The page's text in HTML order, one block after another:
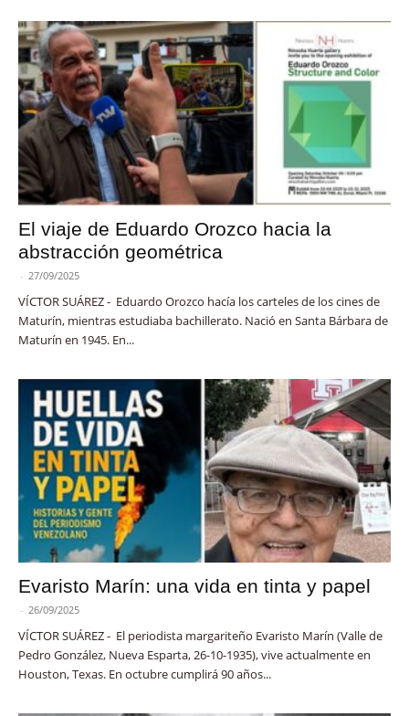
El viaje de Eduardo Orozco hacia la
abstracción geométrica
- 27/09/2025
VÍCTOR SUÁREZ - Eduardo Orozco hacía los carteles de los cines de
Maturín, mientras estudiaba bachillerato. Nació en Santa Bárbara de
Maturín en 1945. En...
Evaristo Marín: una vida en tinta y papel
- 26/09/2025
VÍCTOR SUÁREZ - El periodista margariteño Evaristo Marín (Valle de
Pedro González, Nueva Esparta, 26-10-1935), vive actualmente en
Houston, Texas. En octubre cumplirá 90 años...